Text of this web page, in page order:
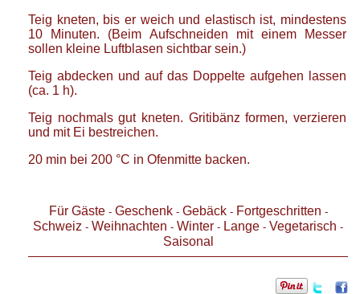
Teig kneten, bis er weich und elastisch ist, mindestens
10 Minuten. (Beim Aufschneiden mit einem Messer
sollen kleine Luftblasen sichtbar sein.)
Teig abdecken und auf das Doppelte aufgehen lassen
(ca. 1 h).
Teig nochmals gut kneten. Gritibänz formen, verzieren
und mit Ei bestreichen.
20 min bei 200 °C in Ofenmitte backen.
Für Gäste- Geschenk- Gebäck- Fortgeschritten -
Schweiz - Weihnachten - Winter - Lange - Vegetarisch -
Saisonal